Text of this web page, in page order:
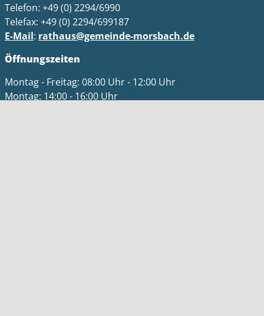
Telefon: +49 (0) 2294/6990
Telefax: +49 (0) 2294/699187
E-Mail: rathaus@gemeinde-morsbach.de
Öffnungszeiten
Montag - Freitag: 08:00 Uhr - 12:00 Uhr
Montag: 14:00 - 16:00 Uhr